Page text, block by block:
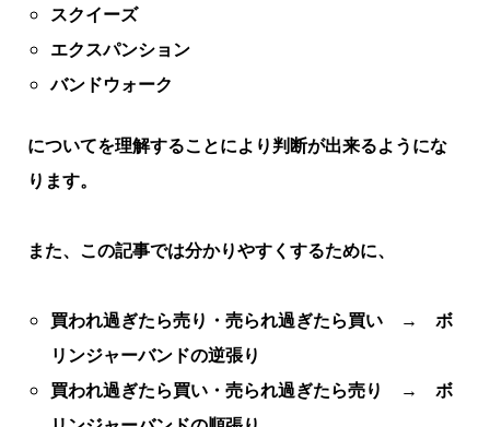
スクイーズ
エクスパンション
バンドウォーク
についてを理解することにより判断が出来るようにな
ります。
また、この記事では分かりやすくするために、
買われ過ぎたら売り・売られ過ぎたら買い → ボ
リンジャーバンドの逆張り
買われ過ぎたら買い・売られ過ぎたら売り → ボ